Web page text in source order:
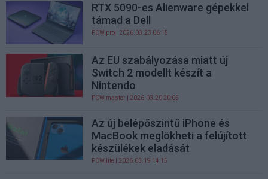
RTX 5090-es Alienware gépekkel
támad a Dell
PCW.pro | 2026.03.23 06:15
Az EU szabályozása miatt új
Switch 2 modellt készít a
Nintendo
PCW.master | 2026.03.20 20:05
Az új belépőszintű iPhone és
MacBook meglökheti a felújított
készülékek eladását
PCW.lite | 2026.03.19 14:15